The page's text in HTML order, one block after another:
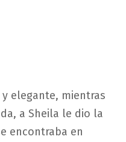
elegante, mientras
a Sheila le dio la
encontraba en